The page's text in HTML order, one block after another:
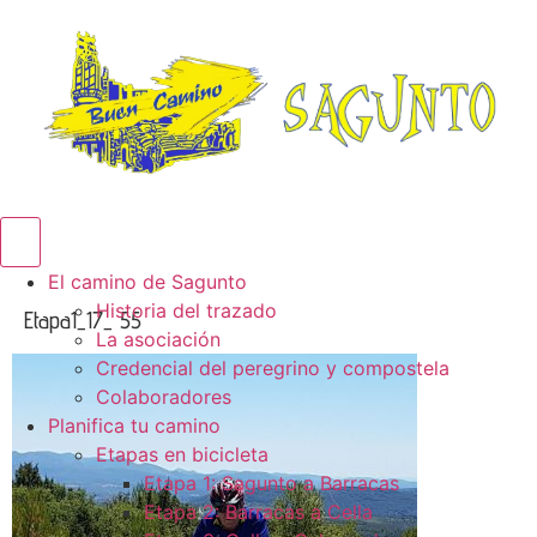
El camino de Sagunto
Historia del trazado
La asociación
Credencial del peregrino y compostela
Colaboradores
Planifica tu camino
Etapas en bicicleta
Etapa 1: Sagunto a Barracas
Etapa 2: Barracas a Cella
Etapa1_17_ 55